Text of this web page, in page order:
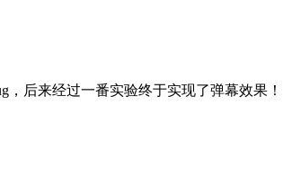
后来经过一番实验终于实现了弹幕效果！